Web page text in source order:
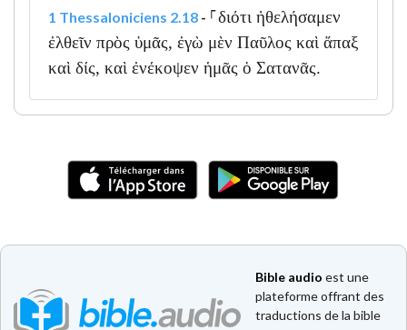
1 Thessaloniciens 2.18 - ⸀διότι ἠθελήσαμεν
ἐλθεῖν πρὸς ὑμᾶς, ἐγὼ μὲν Παῦλος καὶ ἅπαξ
καὶ δίς, καὶ ἐνέκοψεν ἡμᾶς ὁ Σατανᾶς.
Bible audio est une
plateforme offrant des
traductions de la bible